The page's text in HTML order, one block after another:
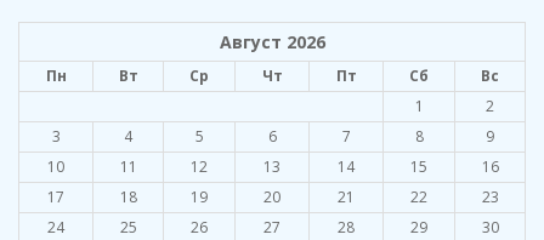
Август 2026
Пн Вт Ср Чт Пт Сб
Вс
1
2
3
4 5 6 7 8
9
10
11 12 13 14 15
16
17
18 19 20 21 22
23
24
25 26 27 28 29
30